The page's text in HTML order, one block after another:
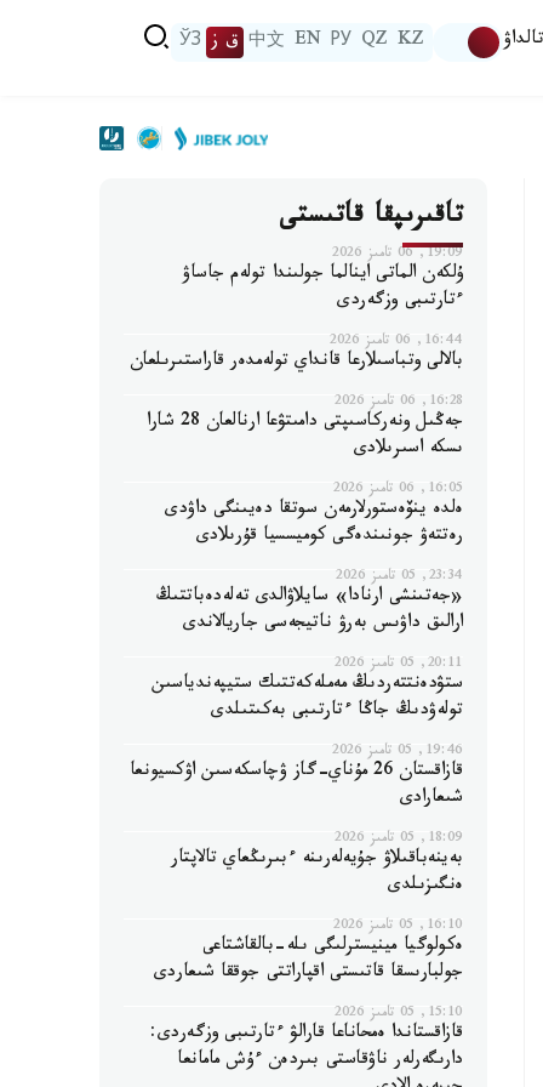
تالداۋ KZ
QZ
РУ
EN
中文 ق ز ЎЗ
تاقىرىپقا قاتىستى
19:09, 06 تامىز 2026
ۇلكەن الماتى اينالما جولىندا تولەم جاساۋ
ءتارتىبى وزگەردى
16:44, 06 تامىز 2026
بالالى وتباسىلارعا قانداي تولەمدەر قاراستىرىلعان
16:28, 06 تامىز 2026
جەڭىل ونەركاسىپتى دامىتۋعا ارنالعان 28 شارا
ىسكە اسىرىلادى
16:05, 06 تامىز 2026
ەلدە ينۆەستورلارمەن سوتقا دەيىنگى داۋدى
رەتتەۋ جونىندەگى كوميسسيا قۇرىلادى
23:34, 05 تامىز 2026
«جەتىنشى ارنادا» سايلاۋالدى تەلەدەباتتىڭ
ارالىق داۋىس بەرۋ ناتيجەسى جاريالاندى
20:11, 05 تامىز 2026
ستۋدەنتتەردىڭ مەملەكەتتىك ستيپەندياسىن
تولەۋدىڭ جاڭا ءتارتىبى بەكىتىلدى
19:46, 05 تامىز 2026
قازاقستان 26 مۇناي-گاز ۋچاسكەسىن اۋكسيونعا
شىعارادى
18:09, 05 تامىز 2026
بەينەباقىلاۋ جۇيەلەرىنە ءبىرىڭعاي تالاپتار
ەنگىزىلدى
16:10, 05 تامىز 2026
ەكولوگيا مينيسترلىگى ىلە-بالقاشتاعى
جولبارىسقا قاتىستى اقپاراتتى جوققا شىعاردى
15:10, 05 تامىز 2026
قازاقستاندا ەمحاناعا قارالۋ ءتارتىبى وزگەردى:
دارىگەرلەر ناۋقاستى بىردەن ءۇش مامانعا